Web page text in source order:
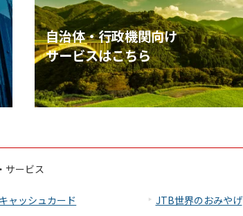
自治体・行政機関向け
サービスはこちら
サービス
ャッシュカード JTB世界のおみやげ